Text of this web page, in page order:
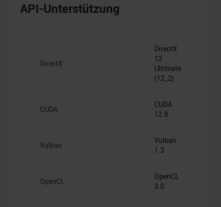
API-Unterstützung
DirectX
DirectX
12
Ultimate
(12_2)
CUDA
CUDA
12.8
Vulkan
Vulkan
1.3
OpenCL
OpenCL
3.0